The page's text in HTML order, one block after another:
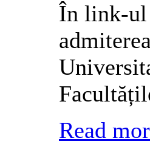
În link-ul
Read